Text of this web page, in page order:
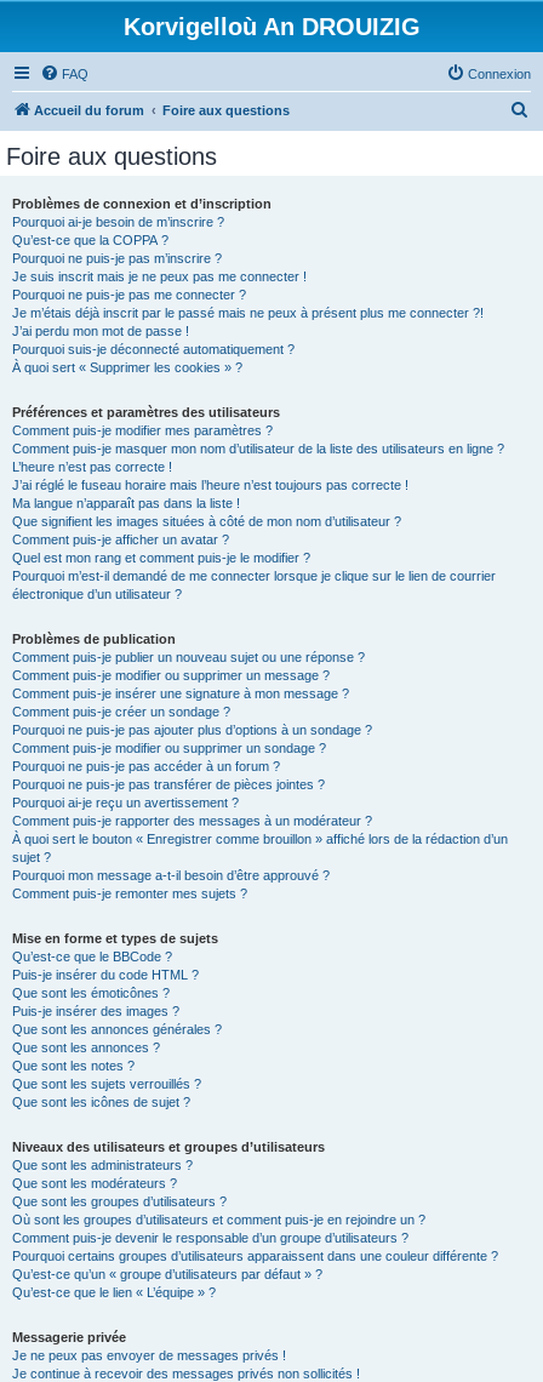
Korvigelloù An DROUIZIG
FAQ Connexion
Accueil du forum Foire aux questions
Foire aux questions
Problèmes de connexion et d’inscription
Pourquoi ai-je besoin de m’inscrire ?
Qu’est-ce que la COPPA ?
Pourquoi ne puis-je pas m’inscrire ?
Je suis inscrit mais je ne peux pas me connecter !
Pourquoi ne puis-je pas me connecter ?
Je m’étais déjà inscrit par le passé mais ne peux à présent plus me connecter ?!
J’ai perdu mon mot de passe !
Pourquoi suis-je déconnecté automatiquement ?
À quoi sert « Supprimer les cookies » ?
Préférences et paramètres des utilisateurs
Comment puis-je modifier mes paramètres ?
Comment puis-je masquer mon nom d’utilisateur de la liste des utilisateurs en ligne ?
L’heure n’est pas correcte !
J’ai réglé le fuseau horaire mais l’heure n’est toujours pas correcte !
Ma langue n’apparaît pas dans la liste !
Que signifient les images situées à côté de mon nom d’utilisateur ?
Comment puis-je afficher un avatar ?
Quel est mon rang et comment puis-je le modifier ?
Pourquoi m’est-il demandé de me connecter lorsque je clique sur le lien de courrier
électronique d’un utilisateur ?
Problèmes de publication
Comment puis-je publier un nouveau sujet ou une réponse ?
Comment puis-je modifier ou supprimer un message ?
Comment puis-je insérer une signature à mon message ?
Comment puis-je créer un sondage ?
Pourquoi ne puis-je pas ajouter plus d’options à un sondage ?
Comment puis-je modifier ou supprimer un sondage ?
Pourquoi ne puis-je pas accéder à un forum ?
Pourquoi ne puis-je pas transférer de pièces jointes ?
Pourquoi ai-je reçu un avertissement ?
Comment puis-je rapporter des messages à un modérateur ?
À quoi sert le bouton « Enregistrer comme brouillon » affiché lors de la rédaction d’un
sujet ?
Pourquoi mon message a-t-il besoin d’être approuvé ?
Comment puis-je remonter mes sujets ?
Mise en forme et types de sujets
Qu’est-ce que le BBCode ?
Puis-je insérer du code HTML ?
Que sont les émoticônes ?
Puis-je insérer des images ?
Que sont les annonces générales ?
Que sont les annonces ?
Que sont les notes ?
Que sont les sujets verrouillés ?
Que sont les icônes de sujet ?
Niveaux des utilisateurs et groupes d’utilisateurs
Que sont les administrateurs ?
Que sont les modérateurs ?
Que sont les groupes d’utilisateurs ?
Où sont les groupes d’utilisateurs et comment puis-je en rejoindre un ?
Comment puis-je devenir le responsable d’un groupe d’utilisateurs ?
Pourquoi certains groupes d’utilisateurs apparaissent dans une couleur différente ?
Qu’est-ce qu’un « groupe d’utilisateurs par défaut » ?
Qu’est-ce que le lien « L’équipe » ?
Messagerie privée
Je ne peux pas envoyer de messages privés !
Je continue à recevoir des messages privés non sollicités !